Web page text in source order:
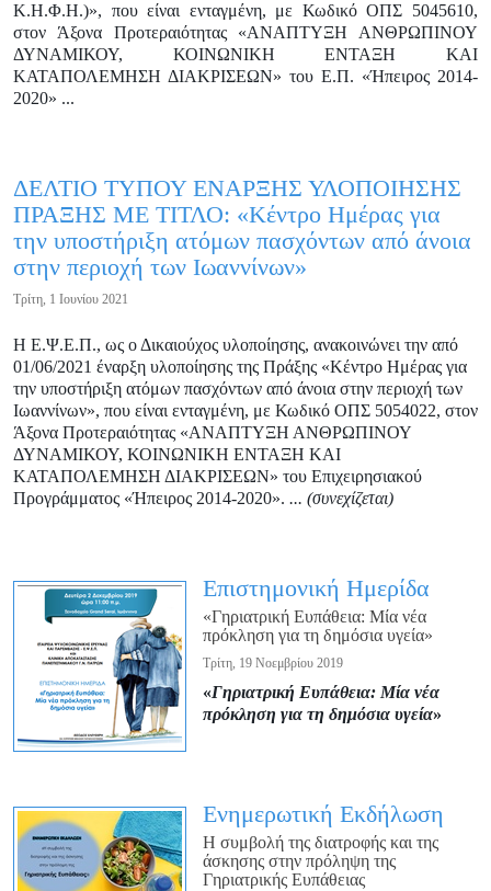
Κ.Η.Φ.Η.)», που είναι ενταγμένη, με Κωδικό ΟΠΣ 5045610,
στον Άξονα Προτεραιότητας «ΑΝΑΠΤΥΞΗ ΑΝΘΡΩΠΙΝΟΥ
ΔΥΝΑΜΙΚΟΥ, ΚΟΙΝΩΝΙΚΗ ΕΝΤΑΞΗ ΚΑΙ
ΚΑΤΑΠΟΛΕΜΗΣΗ ΔΙΑΚΡΙΣΕΩΝ» του Ε.Π. «Ήπειρος 2014-
2020» ...
ΔΕΛΤΙΟ ΤΥΠΟΥ ΕΝΑΡΞΗΣ ΥΛΟΠΟΙΗΣΗΣ
ΠΡΑΞΗΣ ΜΕ ΤΙΤΛΟ: «Κέντρο Ημέρας για
την υποστήριξη ατόμων πασχόντων από άνοια
στην περιοχή των Ιωαννίνων»
Τρίτη, 1 Ιουνίου 2021
Η Ε.Ψ.Ε.Π., ως ο Δικαιούχος υλοποίησης, ανακοινώνει την από
01/06/2021 έναρξη υλοποίησης της Πράξης «Κέντρο Ημέρας για
την υποστήριξη ατόμων πασχόντων από άνοια στην περιοχή των
Ιωαννίνων», που είναι ενταγμένη, με Κωδικό ΟΠΣ 5054022, στον
Άξονα Προτεραιότητας «ΑΝΑΠΤΥΞΗ ΑΝΘΡΩΠΙΝΟΥ
ΔΥΝΑΜΙΚΟΥ, ΚΟΙΝΩΝΙΚΗ ΕΝΤΑΞΗ ΚΑΙ
ΚΑΤΑΠΟΛΕΜΗΣΗ ΔΙΑΚΡΙΣΕΩΝ» του Επιχειρησιακού
Προγράμματος «Ήπειρος 2014-2020». ... (συνεχίζεται)
Επιστημονική Ημερίδα
«Γηριατρική Ευπάθεια: Μία νέα
πρόκληση για τη δημόσια υγεία»
Τρίτη, 19 Νοεμβρίου 2019
«Γηριατρική Ευπάθεια: Μία νέα
πρόκληση για τη δημόσια υγεία»
Ενημερωτική Εκδήλωση
Η συμβολή της διατροφής και της
άσκησης στην πρόληψη της
Γηριατρικής Ευπάθειας